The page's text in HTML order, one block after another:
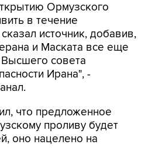
Ормузского
в течение
источник, добавив,
и Маската все еще
совета
Ирана", -
что предложенное
проливу будет
оно нацелено на